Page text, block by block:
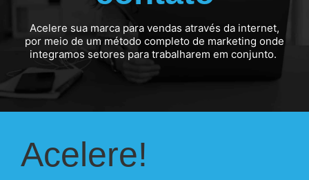
Acelere sua marca para vendas através da internet,
por meio de um método completo de marketing onde
integramos setores para trabalharem em conjunto.
Acelere!